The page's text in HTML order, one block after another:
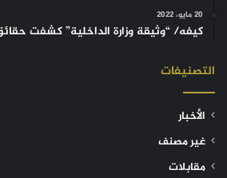
20 مايو، 2022
كيفه/ “وثيقة وزارة الداخلية” كشفت
التصنيفات
الأخبار
غير مصنف
مقابلات